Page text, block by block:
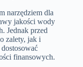
narzędziem dla
jakości wody
Jednak przed
zalety, jak i
finansowych.